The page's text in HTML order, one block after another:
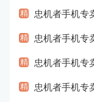
精 忠机者手机专卖
精 忠机者手机专
精 忠机者手机专卖
精 忠机者手机专